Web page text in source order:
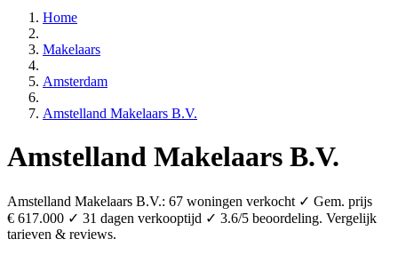
Home
Makelaars
Amsterdam
Amstelland Makelaars B.V.
Amstelland Makelaars B.V.
Amstelland Makelaars B.V.: 67 woningen verkocht ✓ Gem. prijs
€ 617.000 ✓ 31 dagen verkooptijd ✓ 3.6/5 beoordeling. Vergelijk
tarieven & reviews.